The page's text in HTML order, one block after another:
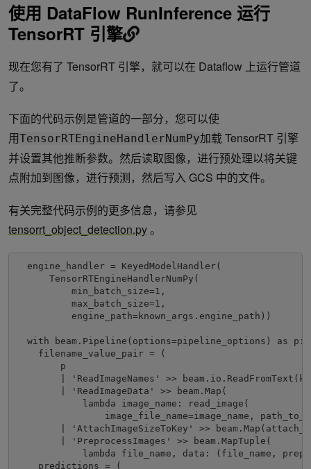
使用 DataFlow RunInference 运行
TensorRT 引擎
现在您有了 TensorRT 引擎，就可以在 Dataflow 上运行管道
了。
下面的代码示例是管道的一部分，您可以使
用TensorRTEngineHandlerNumPy加载 TensorRT 引擎
并设置其他推断参数。然后读取图像，进行预处理以将关键
点附加到图像，进行预测，然后写入 GCS 中的文件。
有关完整代码示例的更多信息，请参见
tensorrt_object_detection.py。
  engine_handler = KeyedModelHandler(
      TensorRTEngineHandlerNumPy(
          min_batch_size=1,
          max_batch_size=1,
          engine_path=known_args.engine_path))
  with beam.Pipeline(options=pipeline_options) as p:
    filename_value_pair = (
        p
| 'ReadImageNames' >>
        | 'ReadImageData' >> beam.Map(
            lambda image_name: read_image(
image_file_name=image_name,
| 'AttachImageSizeToKey' >>
        | 'PreprocessImages' >> beam.MapTuple(
lambda file_name, data: (file_name,
    predictions = (